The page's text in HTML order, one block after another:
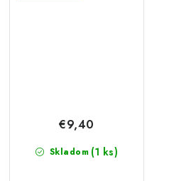
Skladom (1 ks)
€9,40